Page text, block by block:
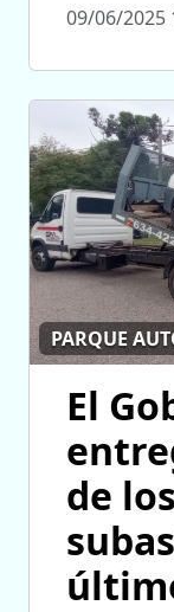
09/06/2025
PARQUE
El
de